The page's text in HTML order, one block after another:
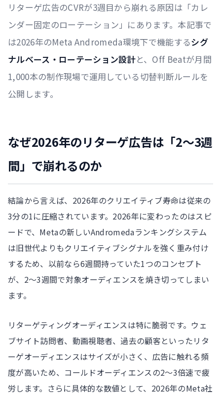
リターゲ広告のCVRが3週目から崩れる原因は「カレ
ンダー固定のローテーション」にあります。本記事で
は2026年のMeta Andromeda環境下で機能するシグ
ナルベース・ローテーション設計と、Off Beatが月間
1,000本の制作現場で運用している切替判断ルールを
公開します。
なぜ2026年のリターゲ広告は「2〜3週
間」で崩れるのか
結論から言えば、2026年のクリエイティブ寿命は従来の
3分の1に圧縮されています。2026年に変わったのはスピ
ードで、Metaの新しいAndromedaランキングシステム
は旧世代よりもクリエイティブシグナルを強く重み付け
するため、以前なら6週間持っていた1つのコンセプト
が、2〜3週間で対象オーディエンスを焼き切ってしまい
ます。
リターゲティングオーディエンスは特に脆弱です。ウェ
ブサイト訪問者、動画視聴者、過去の顧客といったリタ
ーゲオーディエンスはサイズが小さく、広告に触れる頻
度が高いため、コールドオーディエンスの2〜3倍速で疲
労します。さらに具体的な数値として、2026年のMeta社